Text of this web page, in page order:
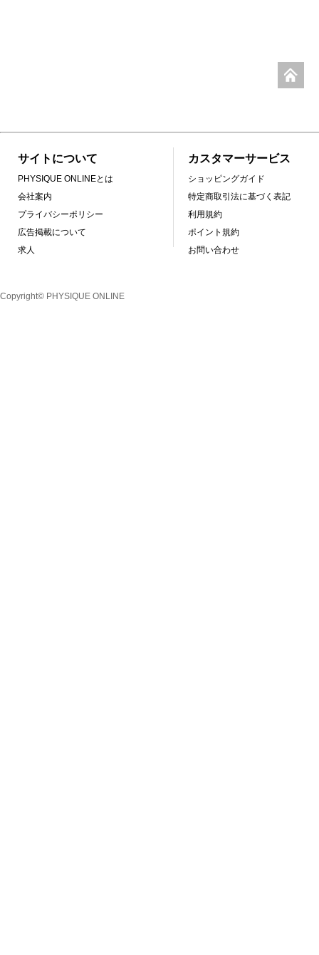
サイトについて
PHYSIQUE ONLINEとは
会社案内
プライバシーポリシー
広告掲載について
求人
カスタマーサービス
ショッピングガイド
特定商取引法に基づく表記
利用規約
ポイント規約
お問い合わせ
Copyright© PHYSIQUE ONLINE